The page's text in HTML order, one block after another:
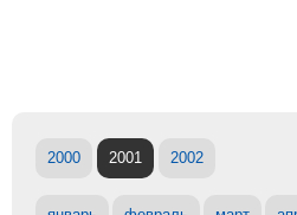
2000 2001 2002